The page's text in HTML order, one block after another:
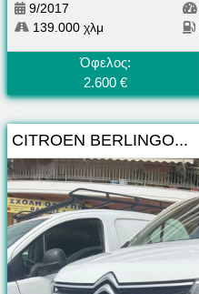
9/2017
139.000 χλμ
Όφελος:
2.600 €
CITROEN BERLINGO...